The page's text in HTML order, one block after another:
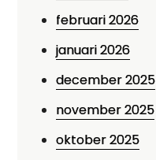
februari 2026
januari 2026
december 2025
november 2025
oktober 2025